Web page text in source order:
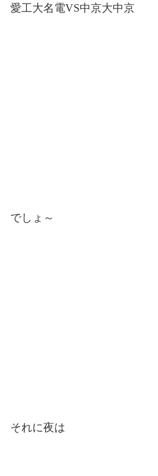
愛工大名電VS中京大中京
でしょ～
それに夜は